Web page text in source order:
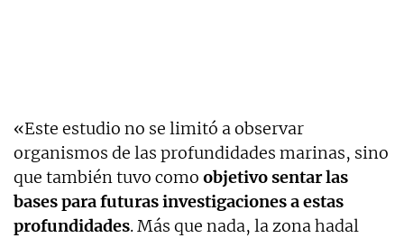
«Este estudio no se limitó a observar
organismos de las profundidades marinas, sino
que también tuvo como objetivo sentar las
bases para futuras investigaciones a estas
profundidades. Más que nada, la zona hadal